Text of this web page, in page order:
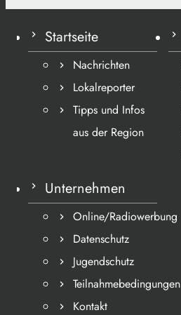
Startseite
Nachrichten
Lokalreporter
Tipps und Infos
aus der Region
Unternehmen
Online/Radiowerbung
Datenschutz
Jugendschutz
Teilnahmebedingungen
Kontakt